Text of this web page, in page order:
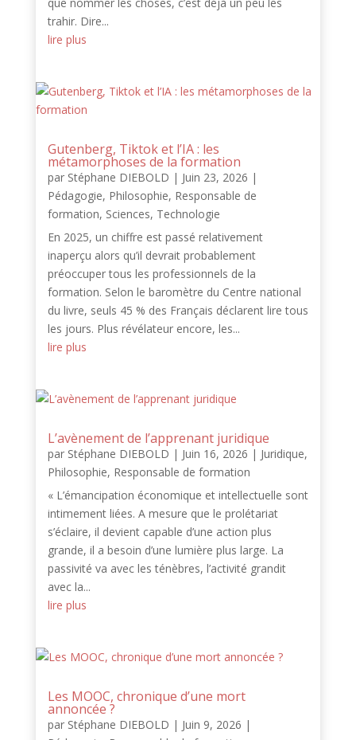
trahir. Dire...
lire plus
Gutenberg, Tiktok et l’IA : les
métamorphoses de la formation
par Stéphane DIEBOLD | Juin 23, 2026 |
Pédagogie, Philosophie, Responsable de
formation, Sciences, Technologie
En 2025, un chiffre est passé relativement
inaperçu alors qu’il devrait probablement
préoccuper tous les professionnels de la
formation. Selon le baromètre du Centre national
du livre, seuls 45 % des Français déclarent lire tous
les jours. Plus révélateur encore, les...
lire plus
L’avènement de l’apprenant juridique
par Stéphane DIEBOLD | Juin 16, 2026 | Juridique,
Philosophie, Responsable de formation
« L’émancipation économique et intellectuelle sont
intimement liées. A mesure que le prolétariat
s’éclaire, il devient capable d’une action plus
grande, il a besoin d’une lumière plus large. La
passivité va avec les ténèbres, l’activité grandit
avec la...
lire plus
Les MOOC, chronique d’une mort
annoncée ?
par Stéphane DIEBOLD | Juin 9, 2026 |